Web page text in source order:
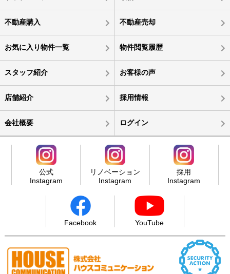
不動産購入 不動産売却
お気に入り物件一覧 物件閲覧履歴
スタッフ紹介 お客様の声
店舗紹介 採用情報
会社概要 ログイン
公式
Instagram
リノベーション
Instagram
採用
Instagram
Facebook YouTube